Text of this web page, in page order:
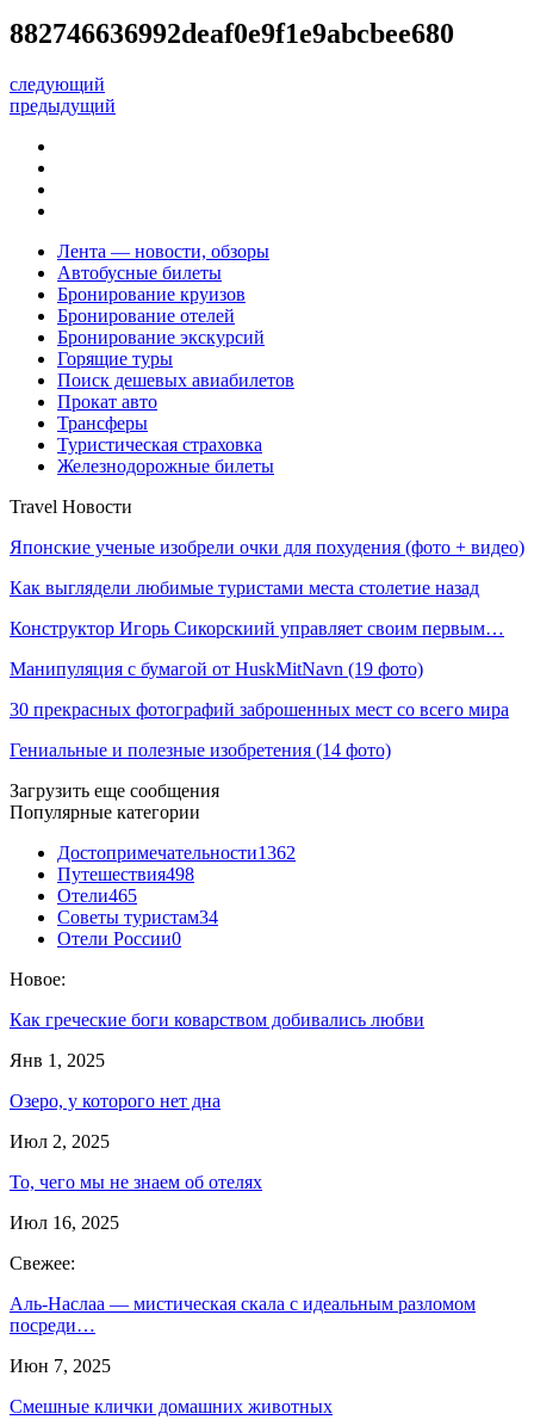
882746636992deaf0e9f1e9abcbee680
следующий
предыдущий
Лента — новости, обзоры
Автобусные билеты
Бронирование круизов
Бронирование отелей
Бронирование экскурсий
Горящие туры
Поиск дешевых авиабилетов
Прокат авто
Трансферы
Туристическая страховка
Железнодорожные билеты
Travel Новости
Японские ученые изобрели очки для похудения (фото + видео)
Как выглядели любимые туристами места столетие назад
Конструктор Игорь Сикорскиий управляет своим первым…
Манипуляция с бумагой от HuskMitNavn (19 фото)
30 прекрасных фотографий заброшенных мест со всего мира
Гениальные и полезные изобретения (14 фото)
Загрузить еще сообщения
Популярные категории
Достопримечательности1362
Путешествия498
Отели465
Советы туристам34
Отели России0
Новое:
Как греческие боги коварством добивались любви
Янв 1, 2025
Озеро, у которого нет дна
Июл 2, 2025
То, чего мы не знаем об отелях
Июл 16, 2025
Свежее:
Аль-Наслаа — мистическая скала с идеальным разломом
посреди…
Июн 7, 2025
Смешные клички домашних животных